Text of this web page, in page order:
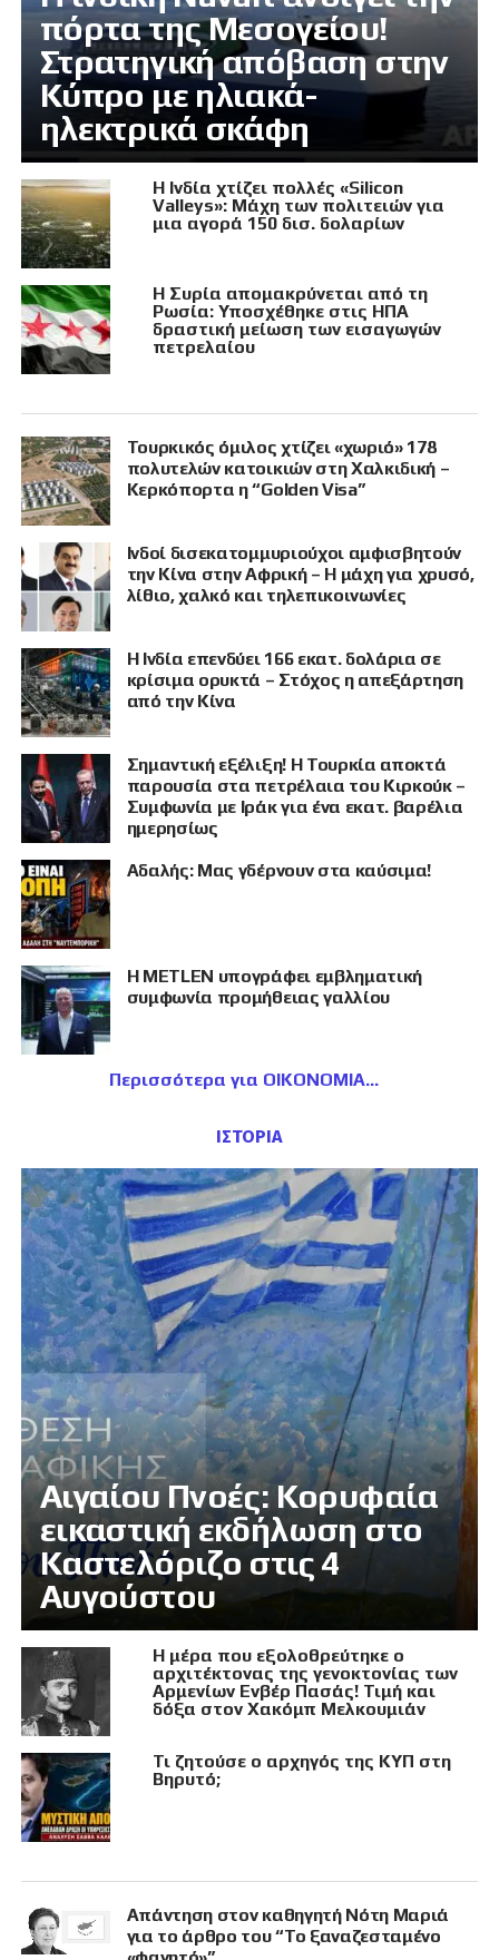
πόρτα της Μεσογείου!
Στρατηγική απόβαση στην
Κύπρο με ηλιακά-
ηλεκτρικά σκάφη
Η Ινδία χτίζει πολλές «Silicon
Valleys»: Μάχη των πολιτειών για
μια αγορά 150 δισ. δολαρίων
Η Συρία απομακρύνεται από τη
Ρωσία: Υποσχέθηκε στις ΗΠΑ
δραστική μείωση των εισαγωγών
πετρελαίου
Τουρκικός όμιλος χτίζει «χωριό» 178
πολυτελών κατοικιών στη Χαλκιδική –
Κερκόπορτα η “Golden Visa”
Ινδοί δισεκατομμυριούχοι αμφισβητούν
την Κίνα στην Αφρική – Η μάχη για χρυσό,
λίθιο, χαλκό και τηλεπικοινωνίες
Η Ινδία επενδύει 166 εκατ. δολάρια σε
κρίσιμα ορυκτά – Στόχος η απεξάρτηση
από την Κίνα
Σημαντική εξέλιξη! Η Τουρκία αποκτά
παρουσία στα πετρέλαια του Κιρκούκ –
Συμφωνία με Ιράκ για ένα εκατ. βαρέλια
ημερησίως
Αδαλής: Μας γδέρνουν στα καύσιμα!
Η METLEN υπογράφει εμβληματική
συμφωνία προμήθειας γαλλίου
Περισσότερα για ΟΙΚΟΝΟΜΙΑ
ΙΣΤΟΡΙΑ
Αιγαίου Πνοές: Κορυφαία
εικαστική εκδήλωση στο
Καστελόριζο στις 4
Αυγούστου
Η μέρα που εξολοθρεύτηκε ο
αρχιτέκτονας της γενοκτονίας των
Αρμενίων Ενβέρ Πασάς! Τιμή και
δόξα στον Χακόμπ Μελκουμιάν
Τι ζητούσε ο αρχηγός της ΚΥΠ στη
Βηρυτό;
Απάντηση στον καθηγητή Νότη Μαριά
για το άρθρο του “Το ξαναζεσταμένο